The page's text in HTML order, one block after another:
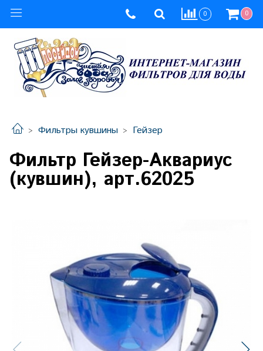
0 0
Фильтры кувшины Гейзер
Фильтр Гейзер-Аквариус
(кувшин), арт.62025